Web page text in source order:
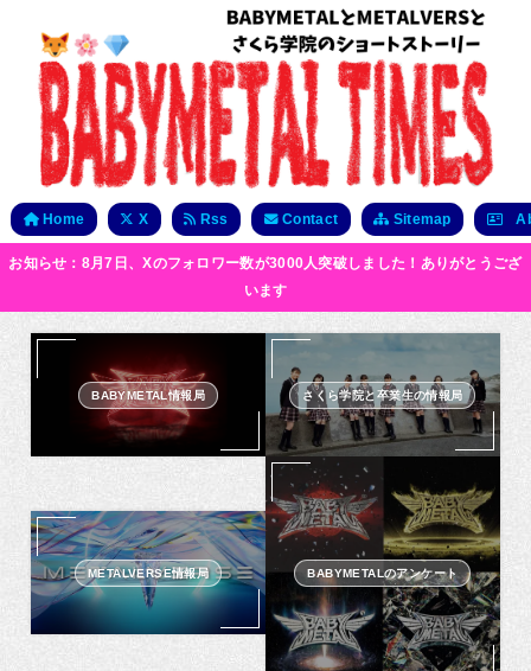
Home X Rss Contact Sitemap
お知らせ：8月7日、Xのフォロワー数が3000人突破しました！ありがとうござ
います
BABYMETAL情報局 さくら学院と卒業生の情報局
METALVERSE情報局 BABYMETALのアンケート